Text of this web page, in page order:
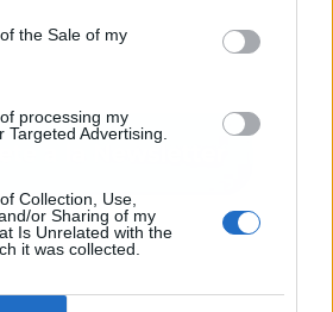
the Sale of my
processing my
Targeted Advertising.
Collection, Use,
or Sharing of my
Is Unrelated with the
it was collected.